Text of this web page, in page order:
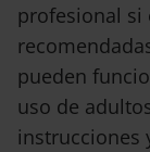
profesional si
pueden
uso de
instrucciones